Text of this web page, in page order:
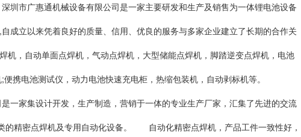
市广惠通机械设备有限公司是一家主要研发和生产及销售为一体锂电池设备
成立以来凭着良好的质量、信用、优良的服务与多家企业建立了长期的合作关
机，自动单面点焊机，气动点焊机，大型储能点焊机，脚踏逆变点焊机，电池
;便携电池测试仪，动力电池快速充电柜，热缩包装机，自动剥标机等。
家集设计开发，生产制造，营销于一体的专业生产厂家，汇集了先进的交流
的精密点焊机及专用自动化设备。 自动化精密点焊机，产品工件一致性好，